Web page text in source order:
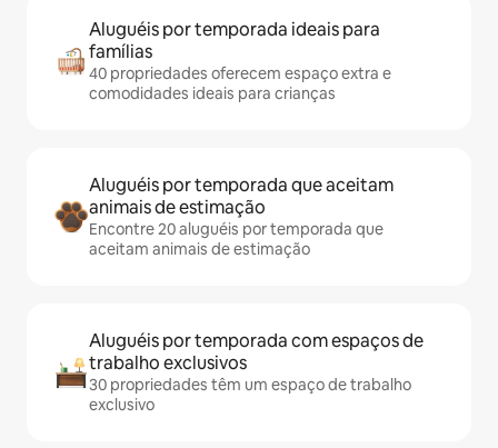
Aluguéis por temporada ideais para
famílias
40 propriedades oferecem espaço extra e
comodidades ideais para crianças
Aluguéis por temporada que aceitam
animais de estimação
Encontre 20 aluguéis por temporada que
aceitam animais de estimação
Aluguéis por temporada com espaços de
trabalho exclusivos
30 propriedades têm um espaço de trabalho
exclusivo